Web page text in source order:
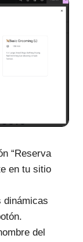
“Reserva
en tu sitio
dinámicas
del